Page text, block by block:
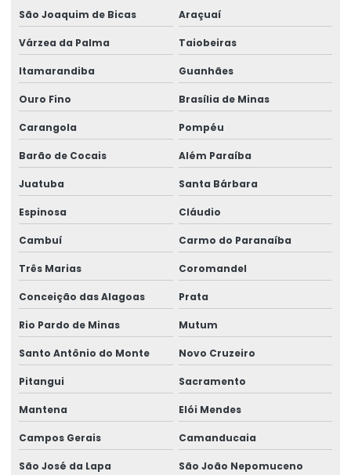
Ribbons Tag Gondolas
Rótulo Adesivo Para Congelados
Rótulo Balança Impressora
Rótulo De Preço Personalizado Para Comércio
Rótulo Para Produtos Congelados Em Lojas
Rótulo Térmico Para Embalagens
Rótulo Termo Sensível
Rótulo Termo Transferência Para Impressão
Rótulos Adesivos
Rótulos Adesivos Com Acabamento Fosco
Rótulos Adesivos Com Alta Resistência
Rótulos Adesivos Com Cola Removível
Rótulos Adesivos Com Proteção Uv
São Joaquim de Bicas Araçuaí
Várzea da Palma Taiobeiras
Itamarandiba Guanhães
Ouro Fino Brasília de Minas
Carangola Pompéu
Barão de Cocais Além Paraíba
Juatuba Santa Bárbara
Espinosa Cláudio
Cambuí Carmo do Paranaíba
Três Marias Coromandel
Conceição das Alagoas Prata
Rio Pardo de Minas Mutum
Santo Antônio do Monte Novo Cruzeiro
Pitangui Sacramento
Mantena Elói Mendes
Campos Gerais Camanducaia
São José da Lapa São João Nepomuceno